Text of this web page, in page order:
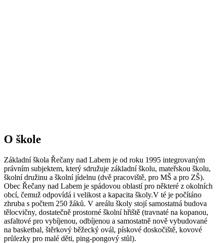
O škole
Základní škola Řečany nad Labem je od roku 1995 integrovaným
právním subjektem, který sdružuje základní školu, mateřskou školu,
školní družinu a školní jídelnu (dvě pracoviště, pro MŠ a pro ZŠ).
Obec Řečany nad Labem je spádovou oblastí pro některé z okolních
obcí, čemuž odpovídá i velikost a kapacita školy.V té je počítáno
zhruba s počtem 250 žáků. V areálu školy stojí samostatná budova
tělocvičny, dostatečně prostorné školní hřiště (travnaté na kopanou,
asfaltové pro vybíjenou, odbíjenou a samostatně nově vybudované
na basketbal, štěrkový běžecký ovál, pískové doskočiště, kovové
průlezky pro malé děti, ping-pongový stůl).